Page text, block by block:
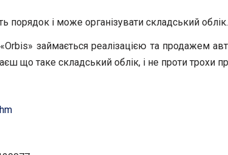
порядок і може організувати складський облік.
займається реалізацією та продажем
що таке складський облік, і не проти трохи